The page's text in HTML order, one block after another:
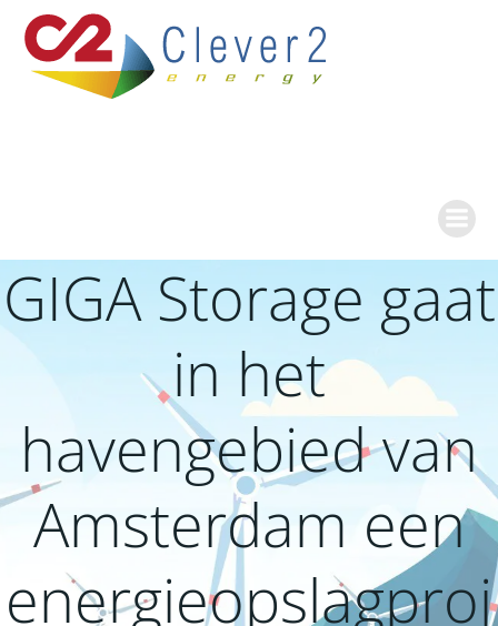
naar
de
inhoud
GIGA Storage gaat
in het
havengebied van
Amsterdam een
energieopslagproj